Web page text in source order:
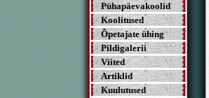
Pühapäevakoolid
Koolitused
Õpetajate ühing
Pildigalerii
Viited
Artiklid
Kuulutused